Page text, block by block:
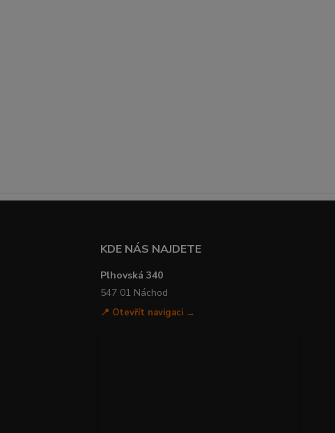
KDE NÁS NAJDETE
Plhovská 340
547 01 Náchod
📍 Otevřít navigaci →